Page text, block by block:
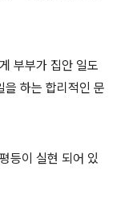
부부가 집안 일도
을 하는 합리적인 문
등이 실현 되어 있